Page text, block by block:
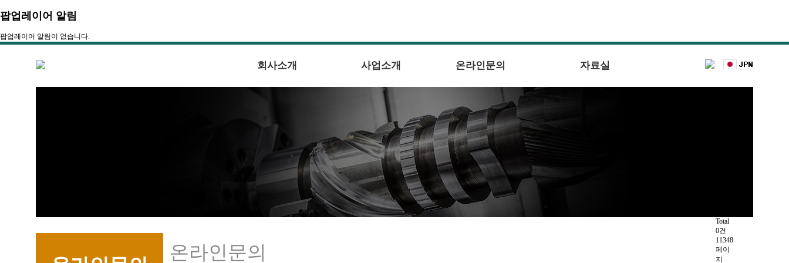
팝업레이어 알림
팝업레이어 알림이 없습니다.
회사소개 사업소개 온라인문의 자료실
온라인문의
Total
0건
11348
페이
지